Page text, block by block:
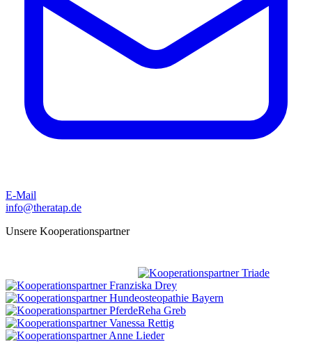
E-Mail
info@theratap.de
Unsere Kooperationspartner